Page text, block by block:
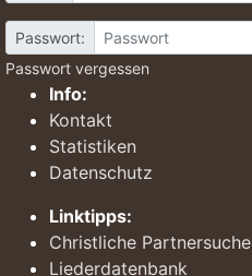
Passwort:
Passwort vergessen
Info:
Kontakt
Statistiken
Datenschutz
Linktipps:
Christliche Partnersuche
Liederdatenbank